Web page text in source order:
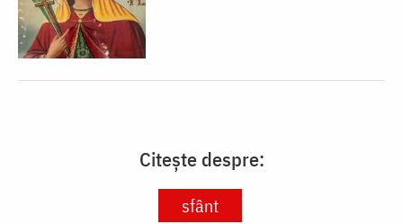
Citește despre:
sfânt